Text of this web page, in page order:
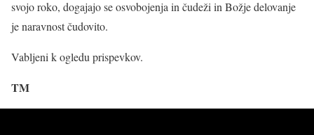
svojo roko, dogajajo se osvobojenja in čudeži in Božje delovanje
je naravnost čudovito.
Vabljeni k ogledu prispevkov.
TM